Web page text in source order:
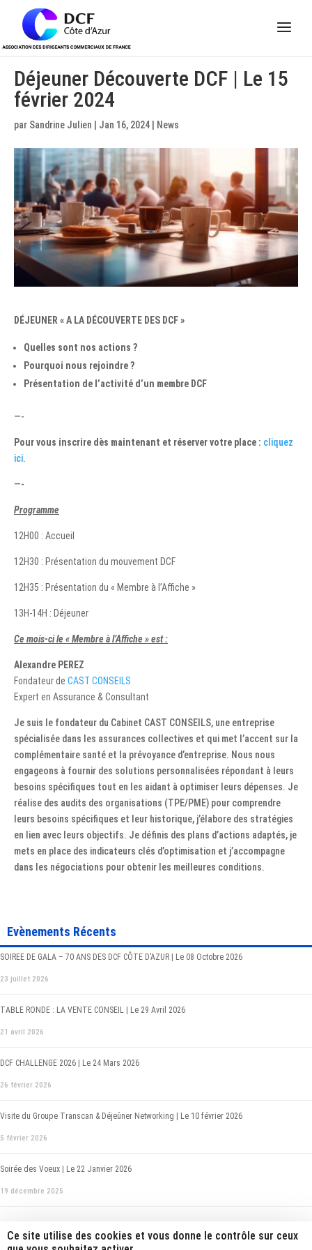
Déjeuner Découverte DCF | Le 15
février 2024
par Sandrine Julien Jan 16, 2024 News
DÉJEUNER « A LA DÉCOUVERTE DES DCF »
Quelles sont nos actions ?
Pourquoi nous rejoindre ?
Présentation de l’activité d’un membre DCF
—-
Pour vous inscrire dès maintenant et réserver votre place : cliquez
ici.
—-
Programme
12H00 : Accueil
12H30 : Présentation du mouvement DCF
12H35 : Présentation du « Membre à l’Affiche »
13H-14H : Déjeuner
Ce mois-ci le « Membre à l’Affiche » est :
Alexandre PEREZ
Fondateur de CAST CONSEILS
Expert en Assurance & Consultant
Je suis le fondateur du Cabinet CAST CONSEILS, une entreprise
spécialisée dans les assurances collectives et qui met l’accent sur la
complémentaire santé et la prévoyance d’entreprise. Nous nous
engageons à fournir des solutions personnalisées répondant à leurs
besoins spécifiques tout en les aidant à optimiser leurs dépenses. Je
réalise des audits des organisations (TPE/PME) pour comprendre
leurs besoins spécifiques et leur historique, j’élabore des stratégies
en lien avec leurs objectifs. Je définis des plans d’actions adaptés, je
mets en place des indicateurs clés d’optimisation et j’accompagne
dans les négociations pour obtenir les meilleures conditions.
Evènements Récents
SOIREE DE GALA – 70 ANS DES DCF CÔTE D’AZUR | Le 08 Octobre 2026
23 juillet 2026
TABLE RONDE : LA VENTE CONSEIL | Le 29 Avril 2026
21 avril 2026
DCF CHALLENGE 2026 | Le 24 Mars 2026
26 février 2026
Visite du Groupe Transcan & Déjeûner Networking | Le 10 février 2026
5 février 2026
Soirée des Voeux | Le 22 Janvier 2026
19 décembre 2025
Panneau de gestion des cookies
Ce site utilise des cookies et vous donne le contrôle sur ceux